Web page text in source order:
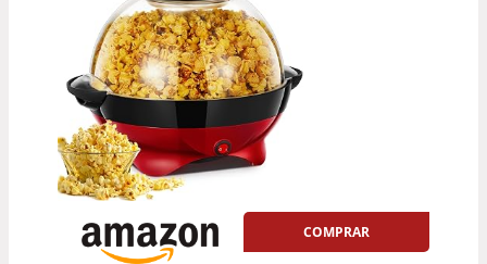
COMPRAR